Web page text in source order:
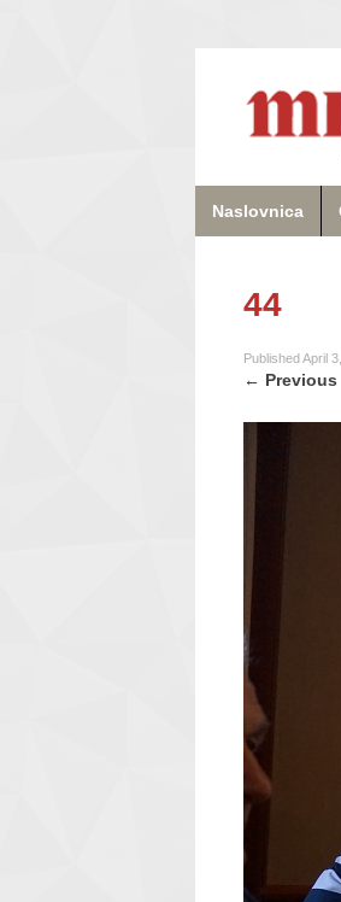
Naslovnica
44
Published April
← Previous